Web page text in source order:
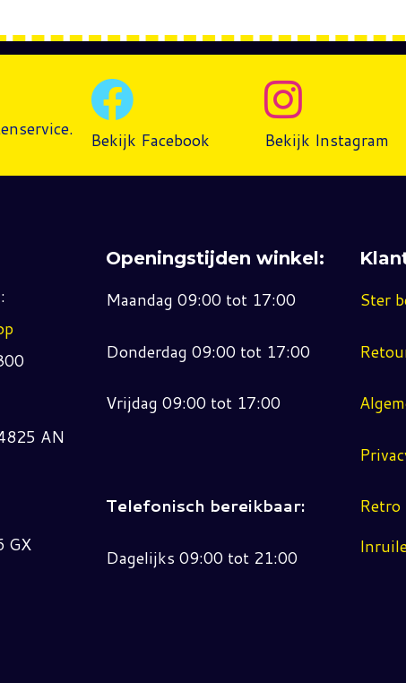
Bekijk Facebook Bekijk Instagram
AN
GX
Openingstijden winkel:
Maandag 09:00 tot 17:00
Donderdag 09:00 tot 17:00
Vrijdag 09:00 tot 17:00
Telefonisch bereikbaar:
Dagelijks 09:00 tot 21:00
Ster
Retro